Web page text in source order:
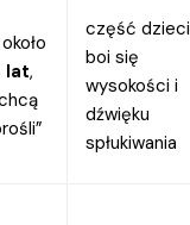
lat,
część dzieci
boi się
wysokości i
dźwięku
spłukiwania